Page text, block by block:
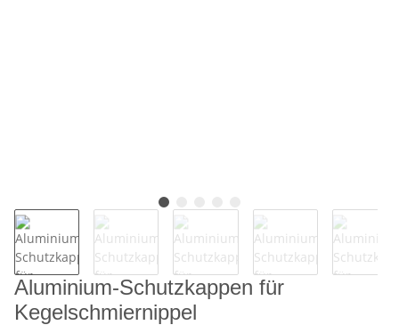
Aluminium-Schutzkappen für
Kegelschmiernippel